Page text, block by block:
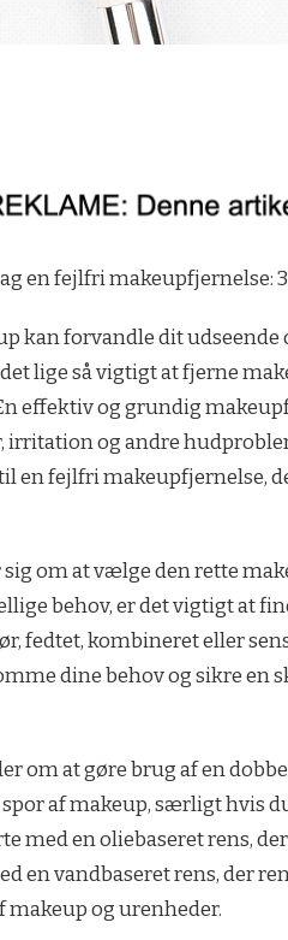
en fejlfri makeupfjernelse:
kan forvandle dit udseende
lige så vigtigt at fjerne
effektiv og grundig
og andre
en fejlfri makeupfjernelse,
sig om at vælge den rette
behov, er det vigtigt at
fedtet, kombineret eller
dine behov og sikre en
om at gøre brug af en
af makeup, særligt hvis
med en oliebaseret rens,
en vandbaseret rens, der
og urenheder.